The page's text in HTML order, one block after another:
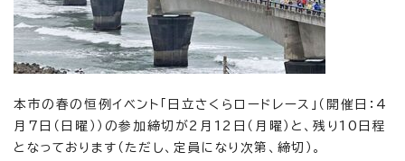
本市の春の恒例イベント「日立さくらロードレース」（開催日：4
月7日（日曜））の参加締切が2月12日（月曜）と、残り10日程
となっております（ただし、定員になり次第、締切）。